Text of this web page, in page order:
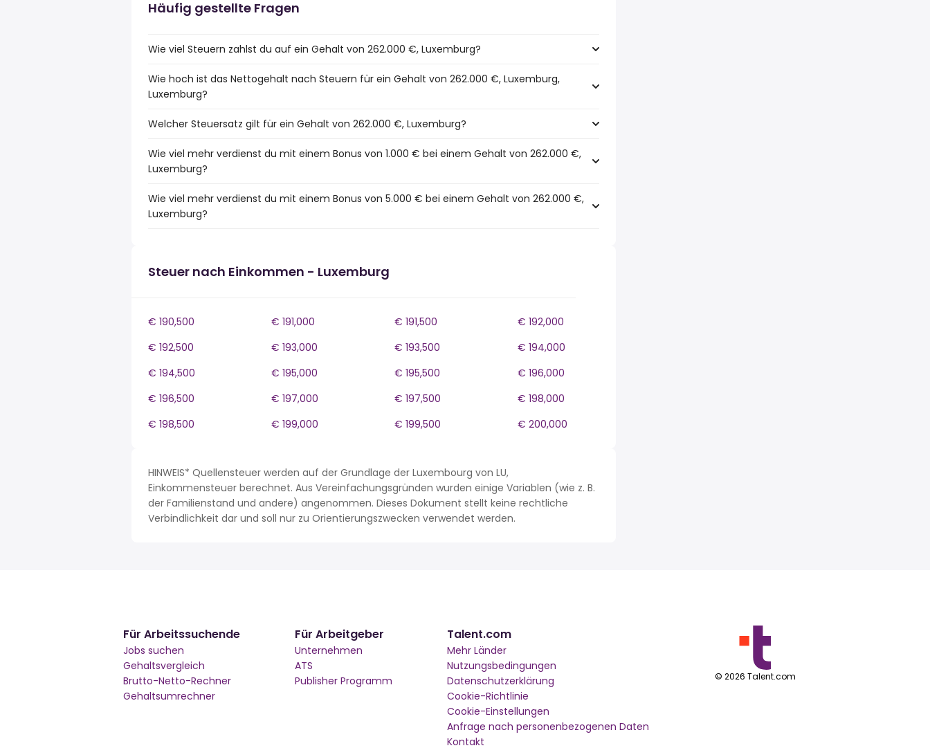
Häufig gestellte Fragen
Wie viel Steuern zahlst du auf ein Gehalt von 262.000 €, Luxemburg?
Wie hoch ist das Nettogehalt nach Steuern für ein Gehalt von 262.000 €, Luxemburg,
Luxemburg?
Welcher Steuersatz gilt für ein Gehalt von 262.000 €, Luxemburg?
Wie viel mehr verdienst du mit einem Bonus von 1.000 € bei einem Gehalt von 262.000 €,
Luxemburg?
Wie viel mehr verdienst du mit einem Bonus von 5.000 € bei einem Gehalt von 262.000 €,
Luxemburg?
Steuer nach Einkommen - Luxemburg
€ 190,500 € 191,000 € 191,500
€ 192,000
€ 192,500
€ 193,000 € 193,500
€ 194,000
€ 194,500
€ 195,000 € 195,500
€ 196,000
€ 196,500
€ 197,000 € 197,500
€ 198,000
€ 198,500
€ 199,000 € 199,500 € 200,000
HINWEIS* Quellensteuer werden auf der Grundlage der Luxembourg von LU,
Einkommensteuer berechnet. Aus Vereinfachungsgründen wurden einige Variablen (wie z. B.
der Familienstand und andere) angenommen. Dieses Dokument stellt keine rechtliche
Verbindlichkeit dar und soll nur zu Orientierungszwecken verwendet werden.
Für Arbeitssuchende
Jobs suchen
Gehaltsvergleich
Brutto-Netto-Rechner
Gehaltsumrechner
Für Arbeitgeber
Unternehmen
ATS
Publisher Programm
Talent.com
Mehr Länder
Nutzungsbedingungen
Datenschutzerklärung
Cookie-Richtlinie
Cookie-Einstellungen
Anfrage nach personenbezogenen Daten
Kontakt
© 2026 Talent.com